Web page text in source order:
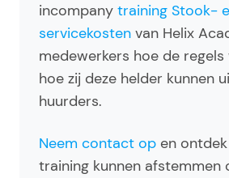
incompany training Stook-
servicekosten van Helix
medewerkers hoe de regels
hoe zij deze helder kunnen
huurders.
Neem contact op en
training kunnen afstemmen